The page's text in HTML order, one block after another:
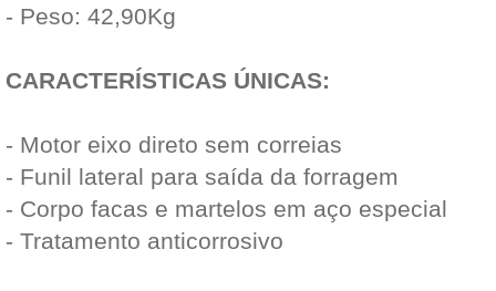
- Peso: 42,90Kg
CARACTERÍSTICAS ÚNICAS:
- Motor eixo direto sem correias
- Funil lateral para saída da forragem
- Corpo facas e martelos em aço especial
- Tratamento anticorrosivo